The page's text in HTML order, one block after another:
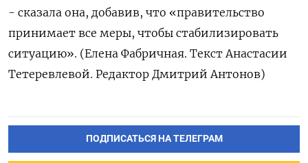
- сказала ‌она, добавив, что «правительство
‌принимает все меры, чтобы стабилизировать
ситуацию». (Елена ​Фабричная. Текст Анастасии
‌Тетеревлевой. Редактор Дмитрий Антонов)
ПОДПИСАТЬСЯ НА ТЕЛЕГРАМ